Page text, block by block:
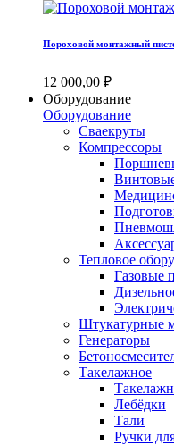
Пороховой монтажный
12 000,00 ₽
Оборудование
Оборудование
Сваекруты
Компрессоры
Тепловое
Газовые
Штукатурные
Генераторы
Такелажное
Лебёдки
Тали
Ручки